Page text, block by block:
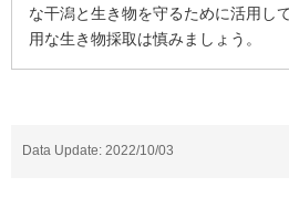
な干潟と生き物を守るために活用し
用な生き物採取は慎みましょう。
Data Update: 2022/10/03